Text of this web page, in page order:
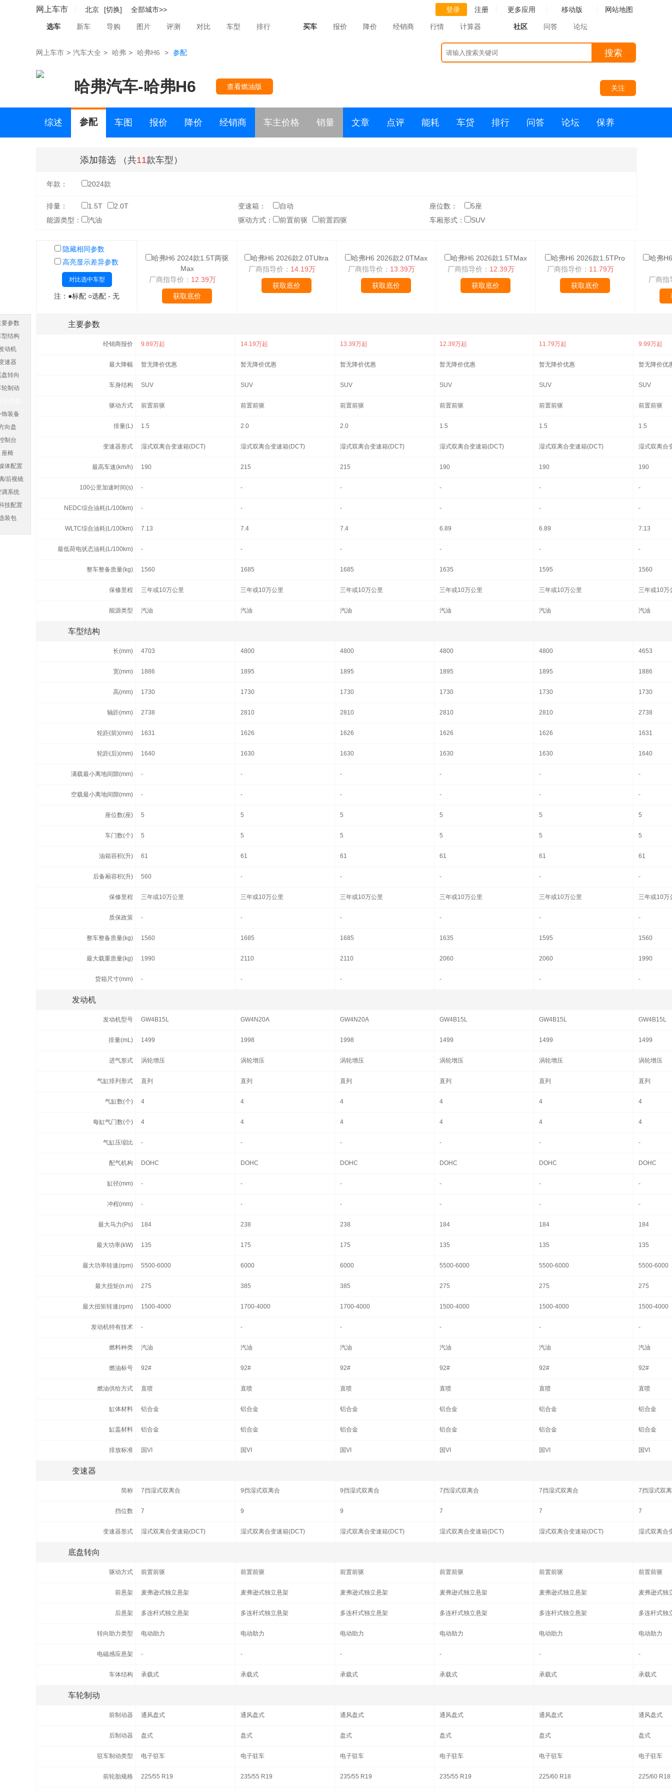
网上车市 北京 [切换] 全部城市>> 登录 注册 更多应用 移动版 网站地图
选车 新车 导购 图片 评测 对比 车型 排行 买车 报价 降价 经销商 行情 计算器 社区 问答 论坛
网上车市 > 汽车大全 > 哈弗 > 哈弗H6 > 参配 搜索
哈弗汽车-哈弗H6 查看燃油版 关注
综述 参配 车图 报价 降价 经销商 车主价格 销量 文章 点评 能耗 车贷 排行 问答 论坛 保养
添加筛选 （共11款车型）
年款： 2024款
排量： 1.5T 2.0T 变速箱： 自动 座位数：
5座
能源类型：
汽油 驱动方式： 前置前驱 前置四驱 车厢形式： SUV
隐藏相同参数
高亮显示差异参数
对比选中车型
注：●标配 ○选配 - 无
哈弗H6 2024款1.5T两驱
Max
厂商指导价： 12.39万
获取底价
哈弗H6 2026款2.0TUltra
厂商指导价： 14.19万
获取底价
哈弗H6 2026款2.0TMax
厂商指导价： 13.39万
获取底价
哈弗H6 2026款1.5TMax
厂商指导价： 12.39万
获取底价
哈弗H6 2026款1.5TPro
厂商指导价： 11.79万
获取底价
哈弗
厂商指
主要参数
经销商报价 9.89万起 14.19万起 13.39万起 12.39万起 11.79万起 9.99万起
最大降幅 暂无降价优惠 暂无降价优惠 暂无降价优惠 暂无降价优惠 暂无降价优惠 暂无降价优
车身结构 SUV SUV SUV SUV SUV SUV
驱动方式 前置前驱 前置前驱 前置前驱 前置前驱 前置前驱 前置前驱
排量(L) 1.5 2.0 2.0 1.5 1.5 1.5
变速器形式 湿式双离合变速箱(DCT) 湿式双离合变速箱(DCT) 湿式双离合变速箱(DCT) 湿式双离合变速箱(DCT) 湿式双离合变速箱(DCT) 湿式双离合
最高车速(km/h) 190 215 215 190 190 190
100公里加速时间(s) - - - - - -
NEDC综合油耗(L/100km) - - - - - -
WLTC综合油耗(L/100km) 7.13 7.4 7.4 6.89 6.89 7.13
最低荷电状态油耗(L/100km) - - - - - -
整车整备质量(kg) 1560 1685 1685 1635 1595 1560
保修里程 三年或10万公里 三年或10万公里 三年或10万公里 三年或10万公里 三年或10万公里 三年或10万
能源类型 汽油 汽油 汽油 汽油 汽油 汽油
车型结构
长(mm) 4703 4800 4800 4800 4800 4653
宽(mm) 1886 1895 1895 1895 1895 1886
高(mm) 1730 1730 1730 1730 1730 1730
轴距(mm) 2738 2810 2810 2810 2810 2738
轮距(前)(mm) 1631 1626 1626 1626 1626 1631
轮距(后)(mm) 1640 1630 1630 1630 1630 1640
满载最小离地间隙(mm) - - - - - -
空载最小离地间隙(mm) - - - - - -
座位数(座) 5 5 5 5 5 5
车门数(个) 5 5 5 5 5 5
油箱容积(升) 61 61 61 61 61 61
后备厢容积(升) 560 - - - - -
保修里程 三年或10万公里 三年或10万公里 三年或10万公里 三年或10万公里 三年或10万公里 三年或10万
质保政策 - - - - - -
整车整备质量(kg) 1560 1685 1685 1635 1595 1560
最大载重质量(kg) 1990 2110 2110 2060 2060 1990
货箱尺寸(mm) - - - - - -
发动机
发动机型号 GW4B15L GW4N20A GW4N20A GW4B15L GW4B15L GW4B15L
排量(mL) 1499 1998 1998 1499 1499 1499
进气形式 涡轮增压 涡轮增压 涡轮增压 涡轮增压 涡轮增压 涡轮增压
气缸排列形式 直列 直列 直列 直列 直列 直列
气缸数(个) 4 4 4 4 4 4
每缸气门数(个) 4 4 4 4 4 4
气缸压缩比 - - - - - -
配气机构 DOHC DOHC DOHC DOHC DOHC DOHC
缸径(mm) - - - - - -
冲程(mm) - - - - - -
最大马力(Ps) 184 238 238 184 184 184
最大功率(kW) 135 175 175 135 135 135
最大功率转速(rpm) 5500-6000 6000 6000 5500-6000 5500-6000 5500-6000
最大扭矩(n.m) 275 385 385 275 275 275
最大扭矩转速(rpm) 1500-4000 1700-4000 1700-4000 1500-4000 1500-4000 1500-4000
发动机特有技术 - - - - - -
燃料种类 汽油 汽油 汽油 汽油 汽油 汽油
燃油标号 92# 92# 92# 92# 92# 92#
燃油供给方式 直喷 直喷 直喷 直喷 直喷 直喷
缸体材料 铝合金 铝合金 铝合金 铝合金 铝合金 铝合金
缸盖材料 铝合金 铝合金 铝合金 铝合金 铝合金 铝合金
排放标准 国VI 国VI 国VI 国VI 国VI 国VI
变速器
简称 7挡湿式双离合 9挡湿式双离合 9挡湿式双离合 7挡湿式双离合 7挡湿式双离合 7挡湿式双
挡位数 7 9 9 7 7 7
变速器形式 湿式双离合变速箱(DCT) 湿式双离合变速箱(DCT) 湿式双离合变速箱(DCT) 湿式双离合变速箱(DCT) 湿式双离合变速箱(DCT) 湿式双离合
底盘转向
驱动方式 前置前驱 前置前驱 前置前驱 前置前驱 前置前驱 前置前驱
前悬架 麦弗逊式独立悬架 麦弗逊式独立悬架 麦弗逊式独立悬架 麦弗逊式独立悬架 麦弗逊式独立悬架 麦弗逊式独
后悬架 多连杆式独立悬架 多连杆式独立悬架 多连杆式独立悬架 多连杆式独立悬架 多连杆式独立悬架 多连杆式独
转向助力类型 电动助力 电动助力 电动助力 电动助力 电动助力 电动助力
电磁感应悬架 - - - - - -
车体结构 承载式 承载式 承载式 承载式 承载式 承载式
车轮制动
前制动器 通风盘式 通风盘式 通风盘式 通风盘式 通风盘式 通风盘式
后制动器 盘式 盘式 盘式 盘式 盘式 盘式
驻车制动类型 电子驻车 电子驻车 电子驻车 电子驻车 电子驻车 电子驻车
前轮胎规格 225/55 R19 235/55 R19 235/55 R19 235/55 R19 225/60 R18 225/60 R18
要参数
型结构
动机
速器
盘转向
轮制动
饰装备
向盘
制台
座椅
体配置
/后视镜
调系统
技配置
装包